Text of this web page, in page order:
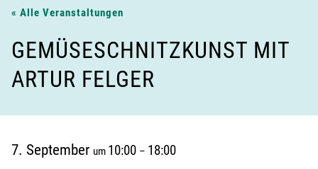
« Alle Veranstaltungen
GEMÜSESCHNITZKUNST MIT
ARTUR FELGER
7. September um 10:00 – 18:00